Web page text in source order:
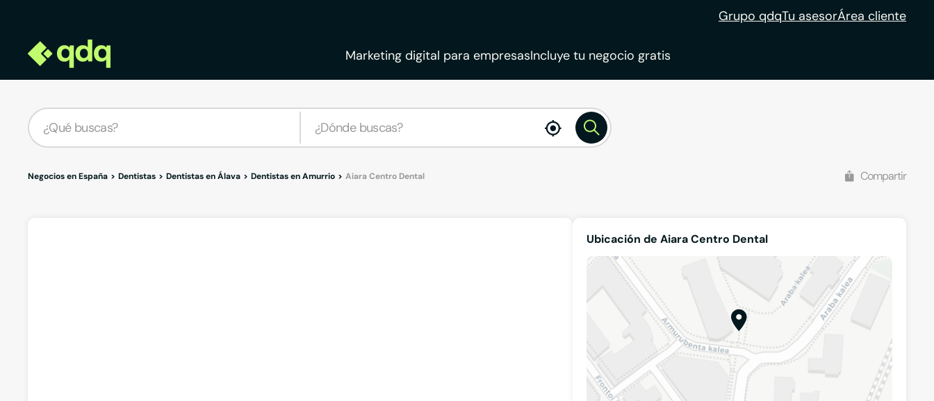
Grupo qdqTu asesorÁrea cliente
Marketing digital para empresasIncluye tu negocio gratis
enable
location
Negocios en España Dentistas Dentistas en Álava Dentistas en Amurrio Aiara Centro Dental Compartir
Ubicación de Aiara Centro Dental